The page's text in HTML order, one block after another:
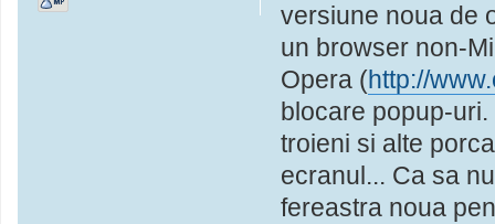
versiune noua de
un browser non-
Opera (http://
blocare popup-
troieni si alte
ecranul... Ca sa
fereastra noua